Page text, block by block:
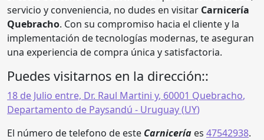
servicio y conveniencia, no dudes en visitar Carnicería
Quebracho. Con su compromiso hacia el cliente y la
implementación de tecnologías modernas, te aseguran
una experiencia de compra única y satisfactoria.
Puedes visitarnos en la dirección::
18 de Julio entre, Dr. Raul Martini y, 60001 Quebracho,
Departamento de Paysandú - Uruguay (UY)
El número de telefono de este Carnicería es 47542938.